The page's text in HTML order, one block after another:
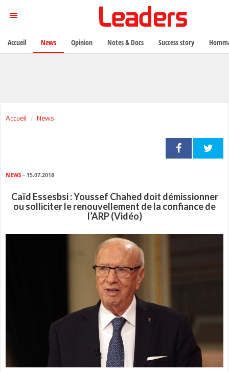
Accueil News
NEWS - 15.07.2018
Caïd Essesbsi : Youssef Chahed doit démissionner
ou solliciter le renouvellement de la confiance de
l’ARP (Vidéo)
Accueil News Opinion Notes & Docs Success story